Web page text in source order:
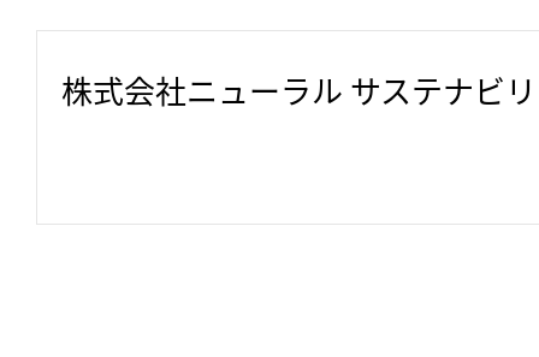
株式会社ニューラル サステナビ